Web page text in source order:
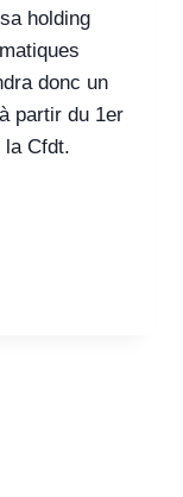
holding
donc un
partir du 1er
la Cfdt.